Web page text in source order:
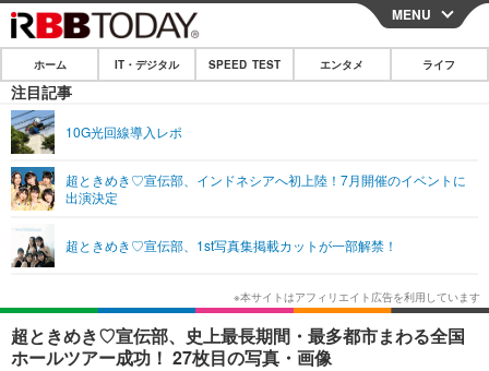
CLOSE
ホーム
IT・デジタル
ネタ
ショッピング その他
SPEED TEST
エンタメ
エンタメTOP 映画・ドラマ
韓国・芸能
音楽 スポーツ
ライフ
ライフTOP グルメ
ペット ショッピング
リリース一覧
プッシュ通知の停止方法
MENU
ホーム IT・デジタル SPEED TEST エンタメ ライフ
注目記事
10G光回線導入レポ
超ときめき♡宣伝部、インドネシアへ初上陸！7月開催のイベントに
出演決定
超ときめき♡宣伝部、1st写真集掲載カットが一部解禁！
超ときめき♡宣伝部、史上最長期間・最多都市まわる全国
ホールツアー成功！ 27枚目の写真・画像